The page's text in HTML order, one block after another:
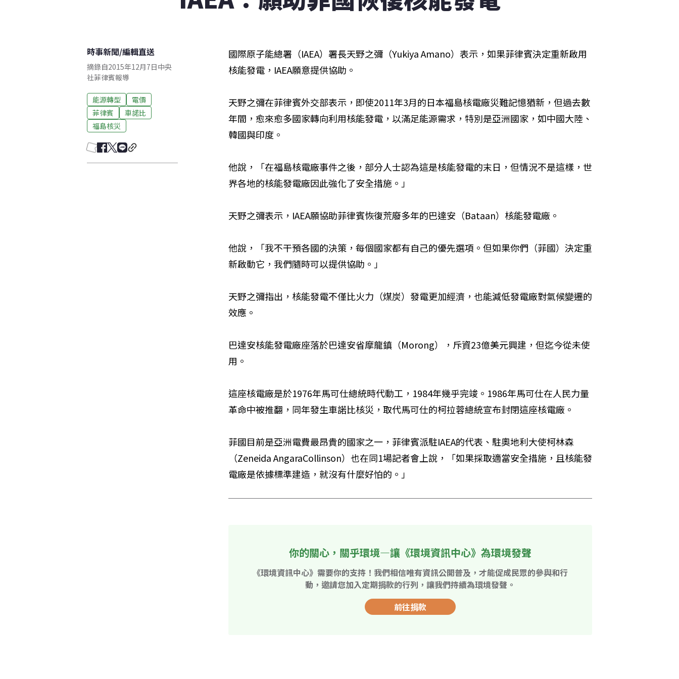
時事新聞/編輯直送
摘錄自2015年12月7日中央
社菲律賓報導
能源轉型
電價
菲律賓
車諾比
福島核災
國際原子能總署（IAEA）署長天野之彌（Yukiya Amano）表示，如果菲律賓決定重新啟用
核能發電，IAEA願意提供協助。
天野之彌在菲律賓外交部表示，即使2011年3月的日本福島核電廠災難記憶猶新，但過去數
年間，愈來愈多國家轉向利用核能發電，以滿足能源需求，特別是亞洲國家，如中國大陸、
韓國與印度。
他說，「在福島核電廠事件之後，部分人士認為這是核能發電的末日，但情況不是這樣，世
界各地的核能發電廠因此強化了安全措施。」
天野之彌表示，IAEA願協助菲律賓恢復荒廢多年的巴達安（Bataan）核能發電廠。
他說，「我不干預各國的決策，每個國家都有自己的優先選項。但如果你們（菲國）決定重
新啟動它，我們隨時可以提供協助。」
天野之彌指出，核能發電不僅比火力（煤炭）發電更加經濟，也能減低發電廠對氣候變遷的
效應。
巴達安核能發電廠座落於巴達安省摩龍鎮（Morong），斥資23億美元興建，但迄今從未使
用。
這座核電廠是於1976年馬可仕總統時代動工，1984年幾乎完竣。1986年馬可仕在人民力量
革命中被推翻，同年發生車諾比核災，取代馬可仕的柯拉蓉總統宣布封閉這座核電廠。
菲國目前是亞洲電費最昂貴的國家之一，菲律賓派駐IAEA的代表、駐奧地利大使柯林森
（Zeneida AngaraCollinson）也在同1場記者會上說，「如果採取適當安全措施，且核能發
電廠是依據標準建造，就沒有什麼好怕的。」
你的關心，關乎環境—讓《環境資訊中心》為環境發聲
《環境資訊中心》需要你的支持！我們相信唯有資訊公開普及，才能促成民眾的參與和行
動，邀請您加入定期捐款的行列，讓我們持續為環境發聲。
前往捐款